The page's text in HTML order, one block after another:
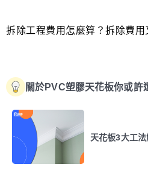
拆除工程費用怎麼算？拆除費用
關於PVC塑膠天花板你或
天花板3大工